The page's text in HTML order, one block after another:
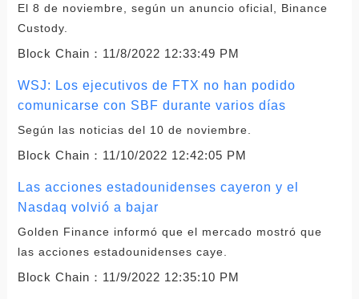
El 8 de noviembre, según un anuncio oficial, Binance
Custody.
Block Chain： 11/8/2022 12:33:49 PM
WSJ: Los ejecutivos de FTX no han podido
comunicarse con SBF durante varios días
Según las noticias del 10 de noviembre.
Block Chain： 11/10/2022 12:42:05 PM
Las acciones estadounidenses cayeron y el
Nasdaq volvió a bajar
Golden Finance informó que el mercado mostró que
las acciones estadounidenses caye.
Block Chain： 11/9/2022 12:35:10 PM